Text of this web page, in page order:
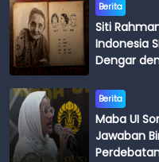
Berita
Siti
Indonesia
Dengar
Berita
Maba UI
Jawaban